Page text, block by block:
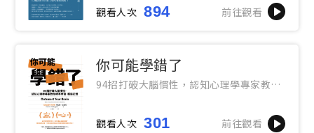
觀看人次 894 前往觀看
你可能學錯了
94招打破大腦慣性，認知心理學專家教你
觀看人次 301 前往觀看